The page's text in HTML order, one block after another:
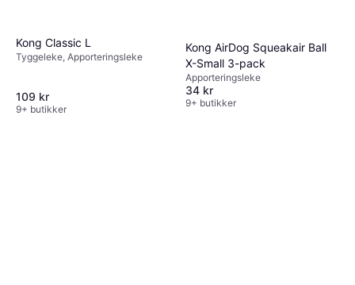
Kong Classic L
Tyggeleke, Apporteringsleke
109 kr
9+ butikker
Kong AirDog Squeakair Ball
X-Small 3-pack
Apporteringsleke
34 kr
9+ butikker